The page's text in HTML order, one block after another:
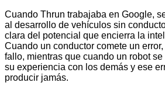
Cuando Thrun trabajaba en Google,
al desarrollo de vehículos sin
clara del potencial que encierra la
Cuando un conductor comete un
fallo, mientras que cuando un robot
su experiencia con los demás y ese
producir jamás.